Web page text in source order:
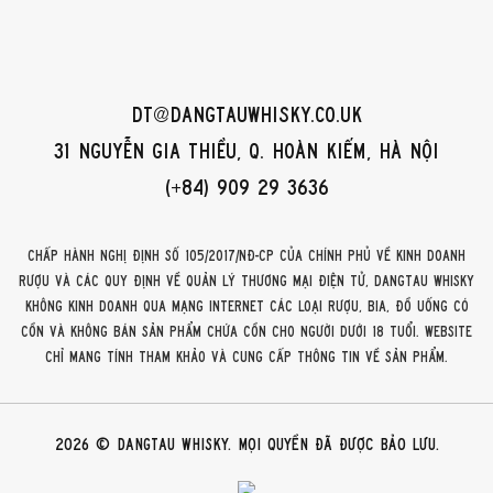
dt@dangtauwhisky.co.uk
31 Nguyễn Gia Thiều, Q. Hoàn Kiếm, Hà Nội
(+84) 909 29 3636
Chấp hành Nghị định số 105/2017/NĐ-CP của Chính phủ về kinh doanh
rượu và các quy định về quản lý thương mại điện tử, DangTau Whisky
không kinh doanh qua mạng internet các loại rượu, bia, đồ uống có
cồn và không bán sản phẩm chứa cồn cho người dưới 18 tuổi. Website
chỉ mang tính tham khảo và cung cấp thông tin về sản phẩm.
2026 © DangTau Whisky. Mọi quyền đã được bảo lưu.